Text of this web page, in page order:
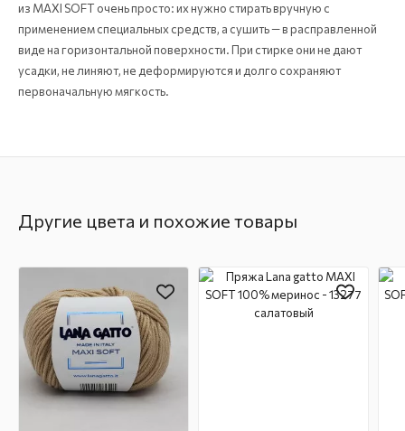
из MAXI SOFT очень просто: их нужно стирать вручную с
применением специальных средств, а сушить — в расправленной
виде на горизонтальной поверхности. При стирке они не дают
усадки, не линяют, не деформируются и долго сохраняют
первоначальную мягкость.
Другие цвета и похожие товары